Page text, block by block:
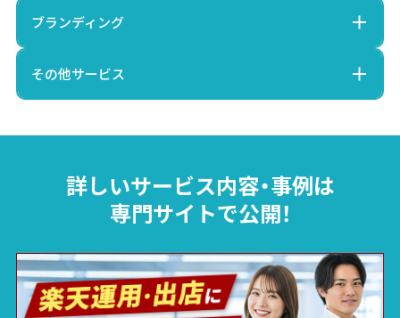
ブランディング
その他サービス
詳しいサービス内容・事例は
専門サイトで公開！